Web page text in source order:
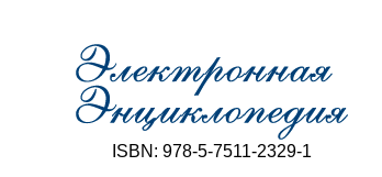
ISBN: 978-5-7511-2329-1